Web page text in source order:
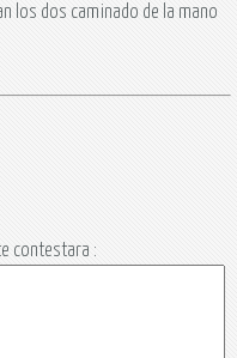
los dos caminado de la mano
contestara :